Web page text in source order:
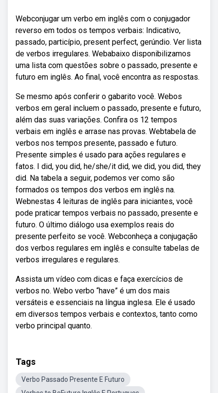
Webconjugar um verbo em inglês com o conjugador
reverso em todos os tempos verbais: Indicativo,
passado, particípio, present perfect, gerúndio. Ver lista
de verbos irregulares. Webabaixo disponibilizamos
uma lista com questões sobre o passado, presente e
futuro em inglês. Ao final, você encontra as respostas.
Se mesmo após conferir o gabarito você. Webos
verbos em geral incluem o passado, presente e futuro,
além das suas variações. Confira os 12 tempos
verbais em inglês e arrase nas provas. Webtabela de
verbos nos tempos presente, passado e futuro.
Presente simples é usado para ações regulares e
fatos. I did, you did, he/she/it did, we did, you did, they
did. Na tabela a seguir, podemos ver como são
formados os tempos dos verbos em inglês na.
Webnestas 4 leituras de inglês para iniciantes, você
pode praticar tempos verbais no passado, presente e
futuro. O último diálogo usa exemplos reais do
presente perfeito se você. Webconheça a conjugação
dos verbos regulares em inglês e consulte tabelas de
verbos irregulares e regulares.
Assista um vídeo com dicas e faça exercícios de
verbos no. Webo verbo “have” é um dos mais
versáteis e essenciais na língua inglesa. Ele é usado
em diversos tempos verbais e contextos, tanto como
verbo principal quanto.
Tags
Verbo Passado Presente E Futuro